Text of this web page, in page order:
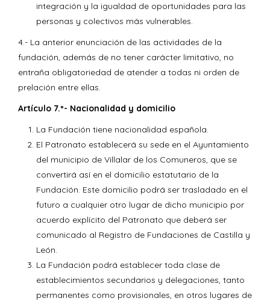
integración y la igualdad de oportunidades para las
personas y colectivos más vulnerables.
4.- La anterior enunciación de las actividades de la
fundación, además de no tener carácter limitativo, no
entraña obligatoriedad de atender a todas ni orden de
prelación entre ellas.
Artículo 7.º- Nacionalidad y domicilio
La Fundación tiene nacionalidad española.
El Patronato establecerá su sede en el Ayuntamiento
del municipio de Villalar de los Comuneros, que se
convertirá así en el domicilio estatutario de la
Fundación. Este domicilio podrá ser trasladado en el
futuro a cualquier otro lugar de dicho municipio por
acuerdo explícito del Patronato que deberá ser
comunicado al Registro de Fundaciones de Castilla y
León.
La Fundación podrá establecer toda clase de
establecimientos secundarios y delegaciones, tanto
permanentes como provisionales, en otros lugares de